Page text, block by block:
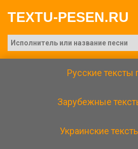
TEXTU-PESEN.RU
Русские тексты
Зарубежные
Украинские